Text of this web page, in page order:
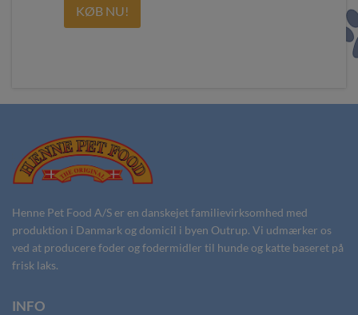
KØB NU!
Henne Pet Food A/S er en danskejet familievirksomhed med
produktion i Danmark og domicil i byen Outrup. Vi udmærker os
ved at producere foder og fodermidler til hunde og katte baseret på
frisk laks.
INFO